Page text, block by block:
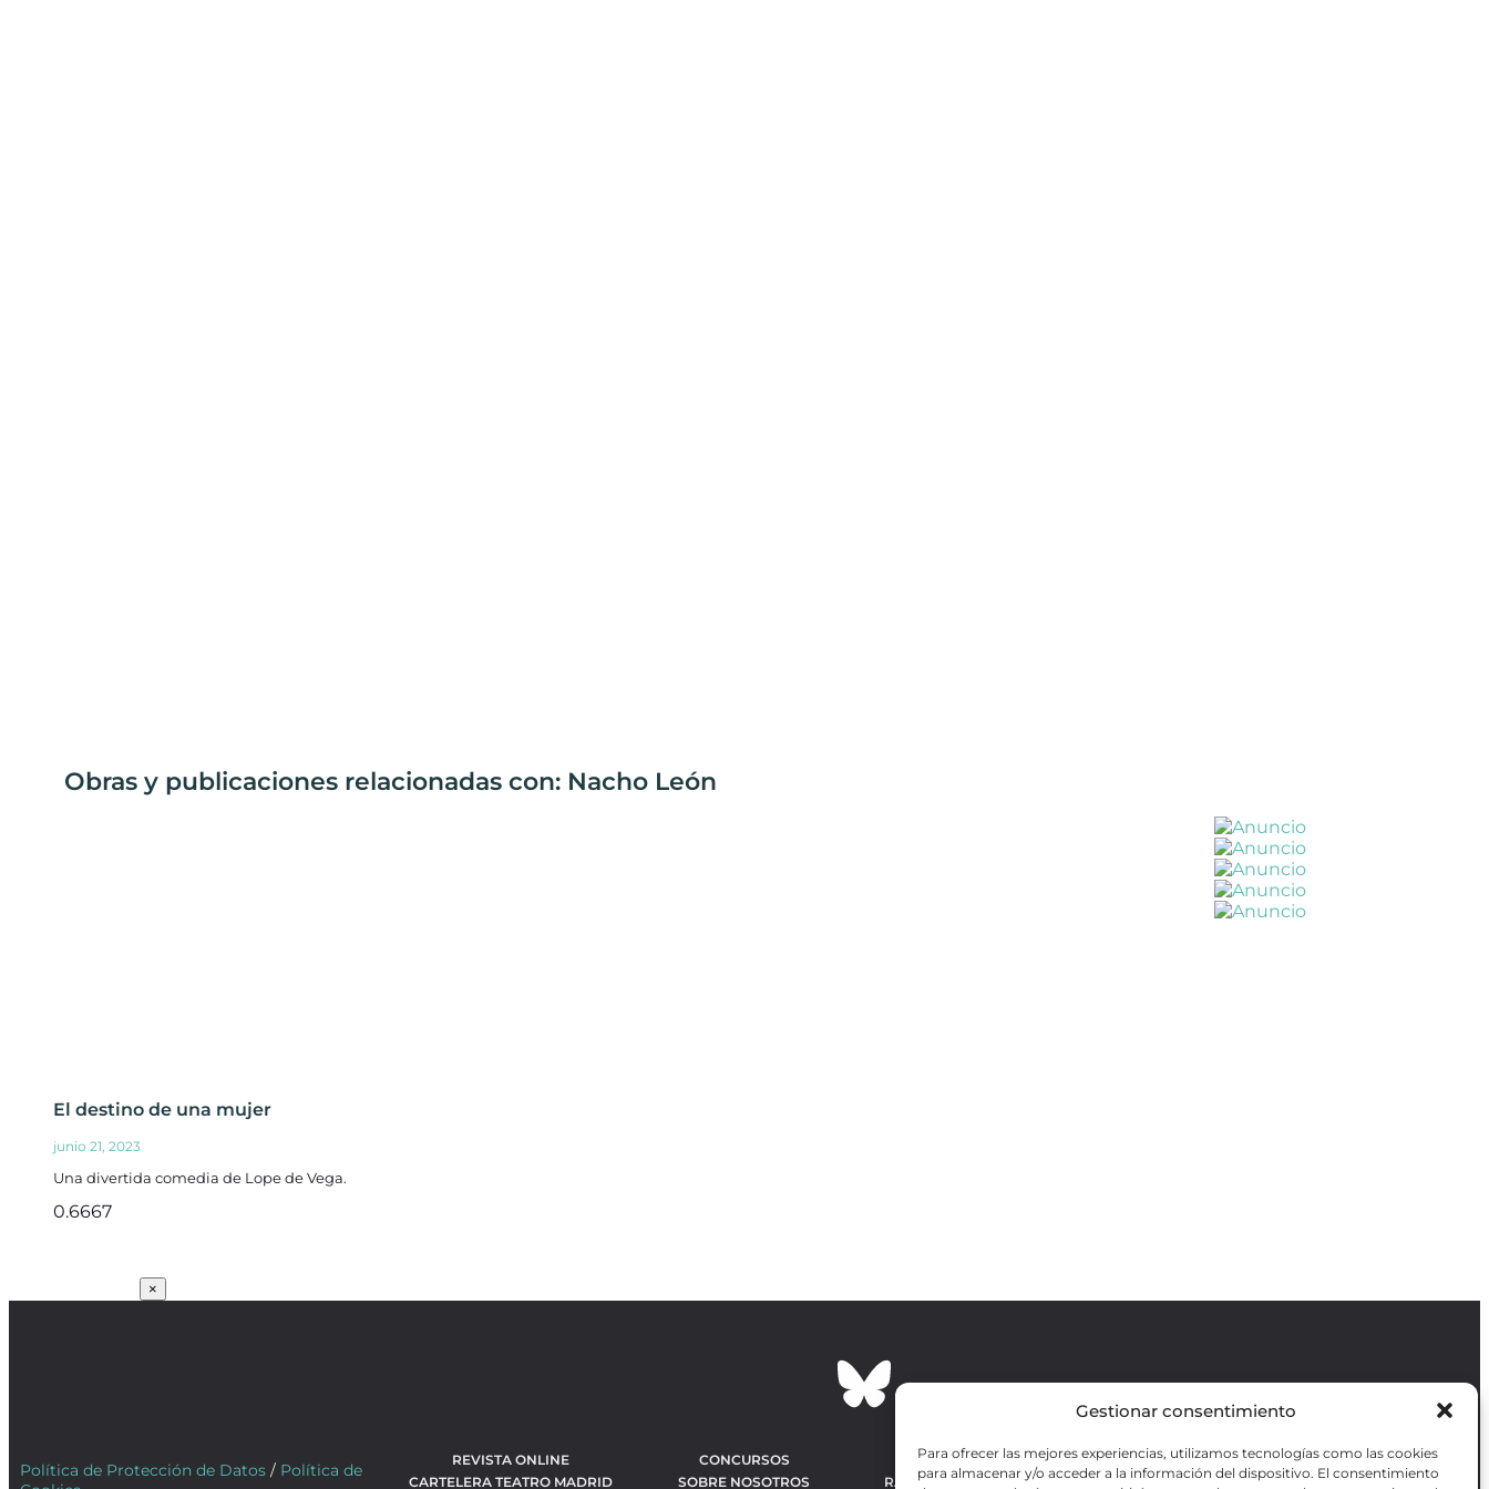
Gestionar consentimiento
Para ofrecer las mejores experiencias, utilizamos tecnologías como las cookies
para almacenar y/o acceder a la información del dispositivo. El consentimiento
Obras y publicaciones relacionadas con: Nacho León
El destino de una mujer
junio 21, 2023
Una divertida comedia de Lope de Vega.
×
Política de Protección de Datos / Política de
REVISTA ONLINE
CARTELERA TEATRO MADRID
CONCURSOS
SOBRE NOSOTROS
OBRAS MÁS VOTADAS
RANKING MEJORES OBRAS
Revista GODOT
es una revista
sobre artes escénicas de Madrid, gratuita y
que se distribuye en espacios escénicos,